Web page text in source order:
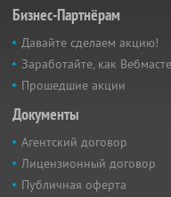
Бизнес-Партнёрам
Давайте сделаем акцию!
Заработайте, как
Прошедшие акции
Документы
Агентский договор
Лицензионный договор
Публичная оферта